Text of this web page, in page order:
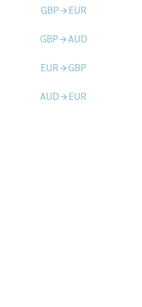
GBParrow_forward EUR
GBParrow_forwardAUD
EURarrow_forward GBP
AUDarrow_forward EUR